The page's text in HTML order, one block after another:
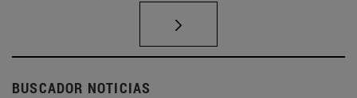
BUSCADOR NOTICIAS